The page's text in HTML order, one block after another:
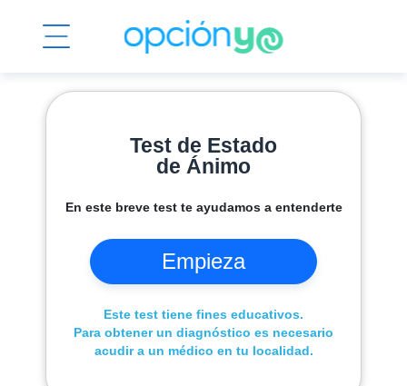
Test de Estado
de Ánimo
En este breve test te ayudamos a entenderte
Empieza
Este test tiene fines educativos.
Para obtener un diagnóstico es necesario
acudir a un médico en tu localidad.